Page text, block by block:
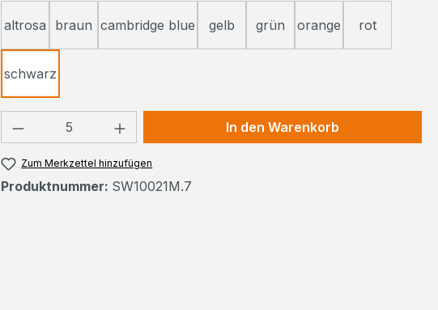
altrosa braun cambridge blue gelb grün orange rot
schwarz
Produkt Anzahl: Gib den gewünschten Wert
In den Warenkorb
Zum Merkzettel hinzufügen
Produktnummer: SW10021M.7